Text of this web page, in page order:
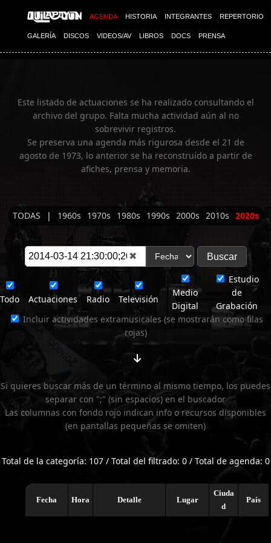
AGENDA HISTORIA INTEGRANTES REPERTORIO
GALERÍA DISCOS VIDEOS/AV LIBROS DOCS PRENSA
Imagen 01
Este listado de actuaciones se ha realizado consultando el
archivo del grupo. Falta mucha actividad aún al no
sobrevivir registros.
Se preserva una agenda más rigurosa desde el 21 de
agosto de 1973, lo anterior se ha reconstruído a partir de
afiches, prensa y memoria.
TODAS | 1960s 1970s 1980s 1990s 2000s 2010s 2020s
✖
Todo Actuaciones Radio Televisión
Medio
Digital
Estudio
de
Grabación
Incluir actividades extramusicales (se mostrarán como filas
rojas)
Si quieres buscar más de un término al mismo tiempo, los puedes
separar con ";" (sin espacios) en el buscador
Las columnas con fondo rojo indican info o recursos disponibles
(en pantallas pequeñas se omiten)
Total de la categoría: 107 / Total del filtrado: 0 / Total de agenda: 0
Fecha Hora Detalle Lugar
Ciuda
d
País